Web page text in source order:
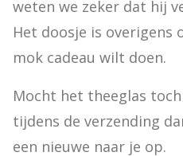
weten we zeker dat hij
Het doosje is overigens
mok cadeau wilt doen.
Mocht het theeglas
tijdens de verzending
een nieuwe naar je op.